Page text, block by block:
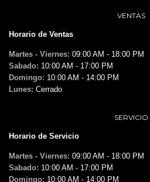
VENTAS
Horario de Ventas
Martes - Viernes: 09:00 AM - 18:00 PM
Sabado: 10:00 AM - 17:00 PM
Domingo: 10:00 AM - 14:00 PM
Lunes: Cerrado
SERVICIO
Horario de Servicio
Martes - Viernes: 09:00 AM - 18:00 PM
Sabado: 10:00 AM - 17:00 PM
Domingo: 10:00 AM - 14:00 PM